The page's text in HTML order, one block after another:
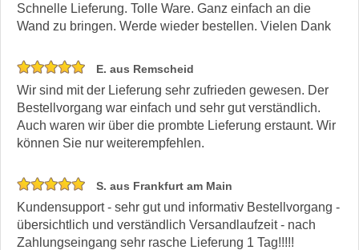
Schnelle Lieferung. Tolle Ware. Ganz einfach an die
Wand zu bringen. Werde wieder bestellen. Vielen Dank
E. aus Remscheid
Wir sind mit der Lieferung sehr zufrieden gewesen. Der
Bestellvorgang war einfach und sehr gut verständlich.
Auch waren wir über die prombte Lieferung erstaunt. Wir
können Sie nur weiterempfehlen.
S. aus Frankfurt am Main
Kundensupport - sehr gut und informativ Bestellvorgang -
übersichtlich und verständlich Versandlaufzeit - nach
Zahlungseingang sehr rasche Lieferung 1 Tag!!!!!